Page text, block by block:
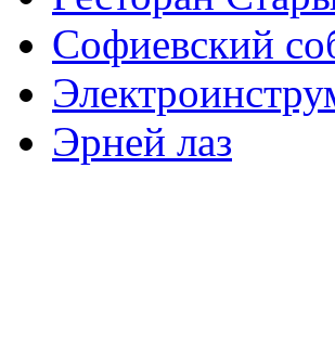
Софиевский
Эрней лаз